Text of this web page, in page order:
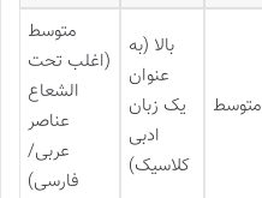
متوسط
بالا (به
عنوان
یک زبان
ادبی
کلاسیک)
متوسط
(اغلب تحت
الشعاع
عناصر
عربی/
فارسی)